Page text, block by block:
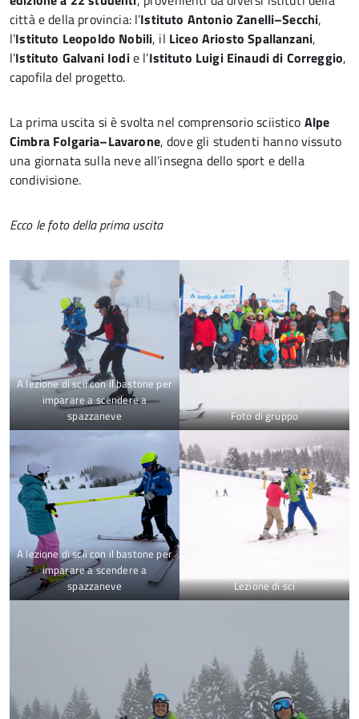
città e della provincia: l’Istituto Antonio Zanelli–Secchi,
l’Istituto Leopoldo Nobili, il Liceo Ariosto Spallanzani,
l’Istituto Galvani Iodie l’Istituto Luigi Einaudi di Correggio,
capofila del progetto.
La prima uscita si è svolta nel comprensorio sciistico Alpe
Cimbra Folgaria–Lavarone, dove gli studenti hanno vissuto
una giornata sulla neve all’insegna dello sport e della
condivisione.
Ecco le foto della prima uscita
A lezione di scii con il bastone per
imparare a scendere a
spazzaneve
Foto di gruppo
A lezione di scii con il bastone per
imparare a scendere a
spazzaneve
Lezione di sci